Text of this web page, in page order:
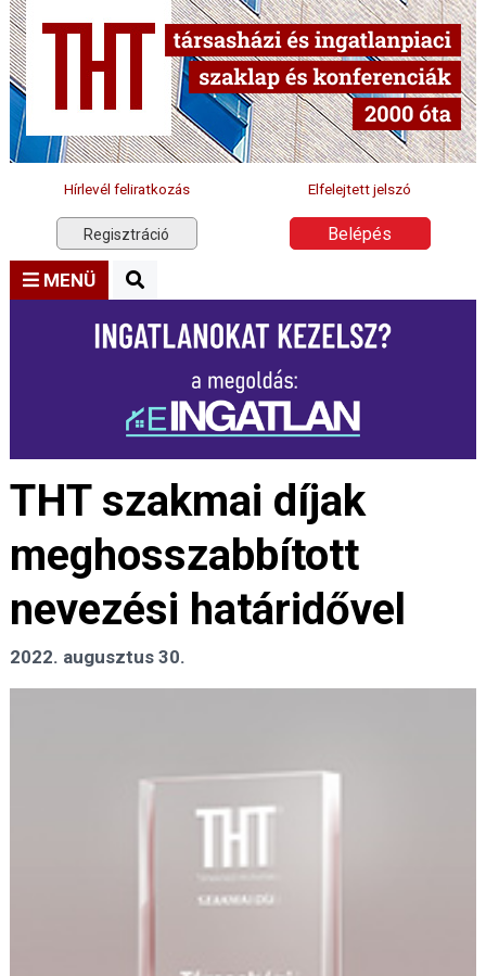
Hírlevél feliratkozás Elfelejtett jelszó
Regisztráció Belépés
MENÜ
THT szakmai díjak
meghosszabbított
nevezési határidővel
2022. augusztus 30.